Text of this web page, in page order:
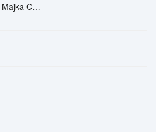
Mindenki Táncol – Majka Curtis, Péter Majoros